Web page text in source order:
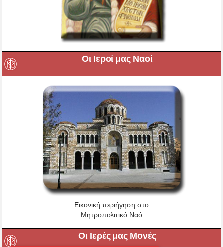
Οι Ιεροί μας Ναοί
Εικονική περιήγηση στο
Μητροπολιτικό Ναό
Οι Ιερές μας Μονές